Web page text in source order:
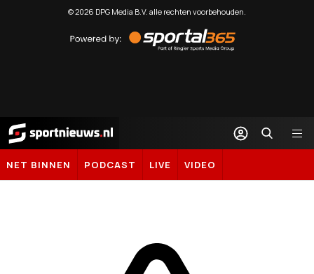
©2026 DPG Media B.V. alle rechten voorbehouden.
by
Sportal365
Sportnieuws.nl
NET BINNEN PODCAST LIVE VIDEO